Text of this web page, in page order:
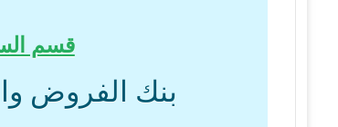
قسم
بنك الفروض